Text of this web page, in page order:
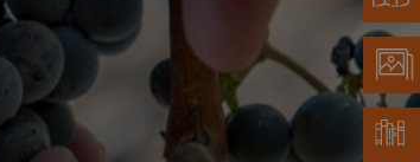
Restaurants partenaires
Découvrir Chamoson
Carte de la région